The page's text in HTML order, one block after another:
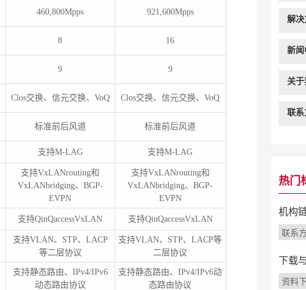
460,800Mpps 921,600Mpps
8 16
9 9
Clos交换、信元交换、VoQ Clos交换、信元交换、VoQ
标准前后风道 标准前后风道
支持M-LAG 支持M-LAG
支持VxLANrouting和
VxLANbridging、BGP-
EVPN
支持VxLANrouting和
VxLANbridging、BGP-
EVPN
支持QinQaccessVxLAN 支持QinQaccessVxLAN
支持VLAN、STP、LACP
等二层协议
支持VLAN、STP、LACP等
二层协议
支持静态路由、IPv4/IPv6
动态路由协议
支持静态路由、IPv4/IPv6动
态路由协议
解决
新闻
关于
联系
热门
机构
联系
下载
资料